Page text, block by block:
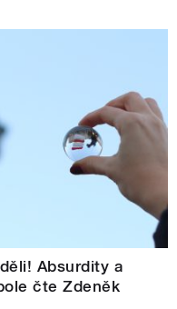
Absurdity a
čte Zdeněk